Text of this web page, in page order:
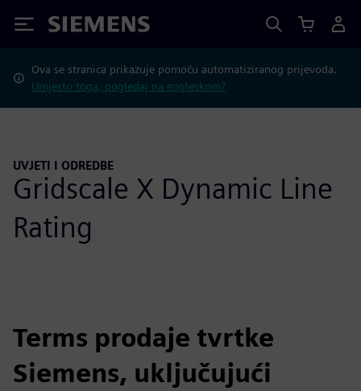
Siemens
Ova se stranica prikazuje pomoću automatiziranog prijevoda.
Umjesto toga, pogledaj na engleskom?
UVJETI I ODREDBE
Gridscale X Dynamic Line
Rating
Terms prodaje tvrtke
Siemens, uključujući